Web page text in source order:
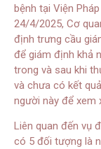
bệnh tại Viện
24/4/2025, Cơ
định trưng cầu
để giám định khả
trong và sau khi
và chưa có kết
người này để xem
Liên quan đến vụ
có 5 đối tượng là